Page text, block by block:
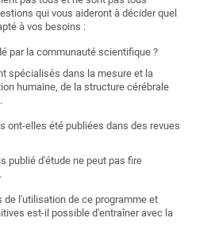
qui vous aideront à décider quel
à vos besoins :
par la communauté scientifique ?
spécialisés dans la mesure et la
humaine, de la structure cérébrale
ont-elles été publiées dans des revues
publié d'étude ne peut pas fire
de l'utilisation de ce programme et
est-il possible d'entraîner avec la